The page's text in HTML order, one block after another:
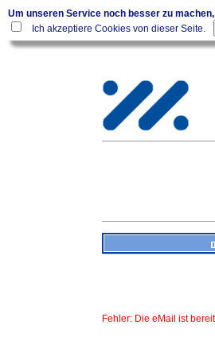
Um unseren Service noch besser zu
Ich akzeptiere Cookies von dieser Seite.
Fehler: Die eMail ist